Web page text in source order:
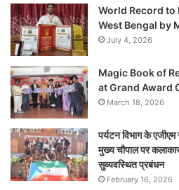
World Record
West Bengal by
July 4, 2026
Magic Book of
at Grand Award
March 18, 2026
पर्यटन विभाग के
मुख्य चौपाल पर
सुव्यवस्थित प्रबंधन
February 16, 2026